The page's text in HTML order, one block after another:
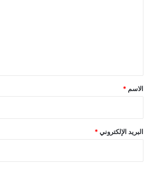
*
الاسم *
البريد الإلكتروني *